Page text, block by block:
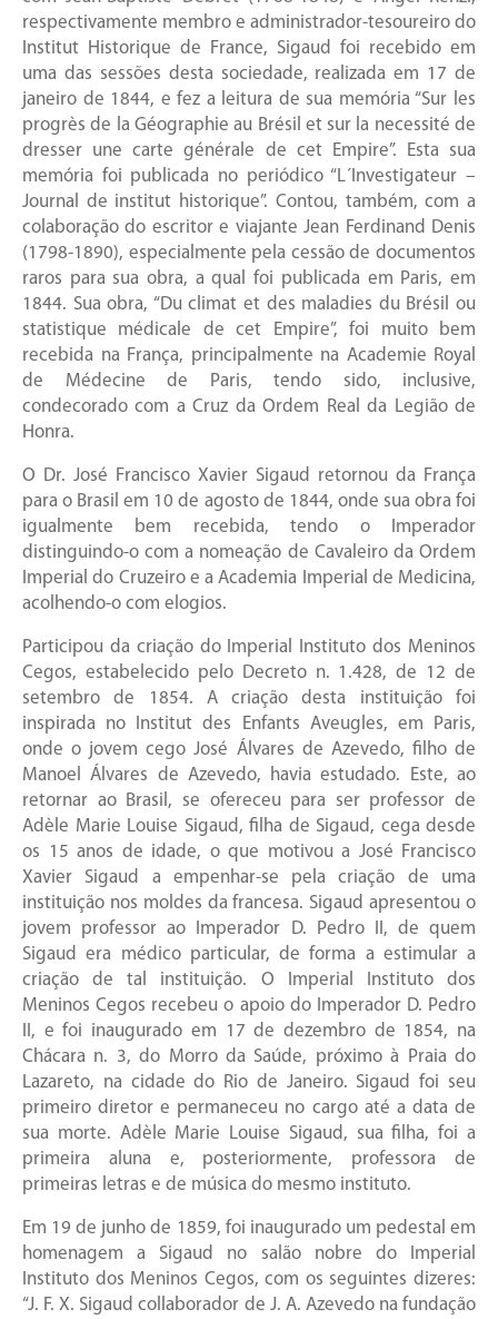
respectivamente membro e administrador-tesoureiro do
Institut Historique de France, Sigaud foi recebido em
uma das sessões desta sociedade, realizada em 17 de
janeiro de 1844, e fez a leitura de sua memória “Sur les
progrès de la Géographie au Brésil et sur la necessité de
dresser une carte générale de cet Empire”. Esta sua
memória foi publicada no periódico “L´Investigateur –
Journal de institut historique”. Contou, também, com a
colaboração do escritor e viajante Jean Ferdinand Denis
(1798-1890), especialmente pela cessão de documentos
raros para sua obra, a qual foi publicada em Paris, em
1844. Sua obra, “Du climat et des maladies du Brésil ou
statistique médicale de cet Empire”, foi muito bem
recebida na França, principalmente na Academie Royal
de Médecine de Paris, tendo sido, inclusive,
condecorado com a Cruz da Ordem Real da Legião de
Honra.
O Dr. José Francisco Xavier Sigaud retornou da França
para o Brasil em 10 de agosto de 1844, onde sua obra foi
igualmente bem recebida, tendo o Imperador
distinguindo-o com a nomeação de Cavaleiro da Ordem
Imperial do Cruzeiro e a Academia Imperial de Medicina,
acolhendo-o com elogios.
Participou da criação do Imperial Instituto dos Meninos
Cegos, estabelecido pelo Decreto n. 1.428, de 12 de
setembro de 1854. A criação desta instituição foi
inspirada no Institut des Enfants Aveugles, em Paris,
onde o jovem cego José Álvares de Azevedo, filho de
Manoel Álvares de Azevedo, havia estudado. Este, ao
retornar ao Brasil, se ofereceu para ser professor de
Adèle Marie Louise Sigaud, filha de Sigaud, cega desde
os 15 anos de idade, o que motivou a José Francisco
Xavier Sigaud a empenhar-se pela criação de uma
instituição nos moldes da francesa. Sigaud apresentou o
jovem professor ao Imperador D. Pedro II, de quem
Sigaud era médico particular, de forma a estimular a
criação de tal instituição. O Imperial Instituto dos
Meninos Cegos recebeu o apoio do Imperador D. Pedro
II, e foi inaugurado em 17 de dezembro de 1854, na
Chácara n. 3, do Morro da Saúde, próximo à Praia do
Lazareto, na cidade do Rio de Janeiro. Sigaud foi seu
primeiro diretor e permaneceu no cargo até a data de
sua morte. Adèle Marie Louise Sigaud, sua filha, foi a
primeira aluna e, posteriormente, professora de
primeiras letras e de música do mesmo instituto.
Em 19 de junho de 1859, foi inaugurado um pedestal em
homenagem a Sigaud no salão nobre do Imperial
Instituto dos Meninos Cegos, com os seguintes dizeres:
“J. F. X. Sigaud collaborador de J. A. Azevedo na fundação